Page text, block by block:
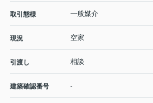
取引態様 一般媒介
現況 空家
引渡し 相談
建築確認番号 -